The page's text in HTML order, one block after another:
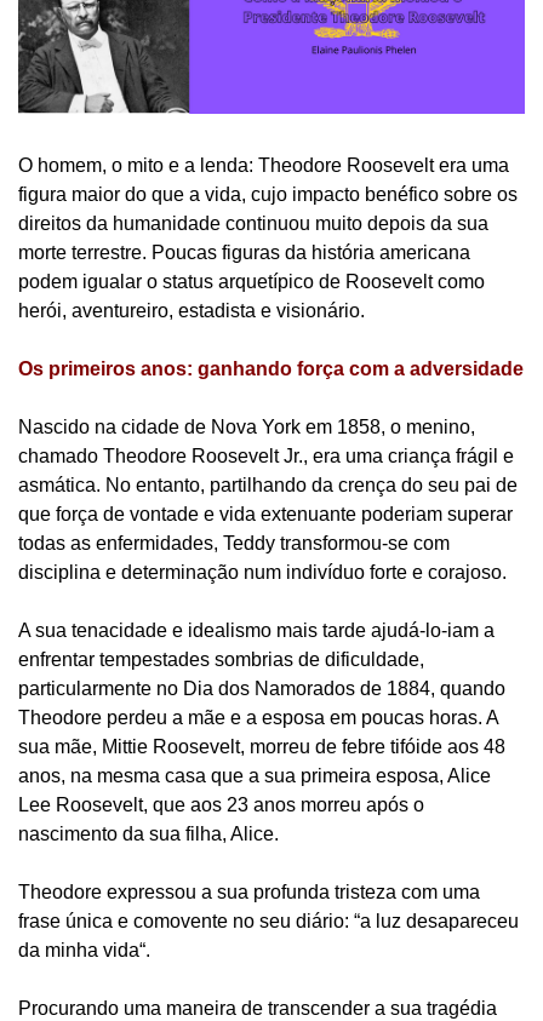
O homem, o mito e a lenda: Theodore Roosevelt era uma
figura maior do que a vida, cujo impacto benéfico sobre os
direitos da humanidade continuou muito depois da sua
morte terrestre. Poucas figuras da história americana
podem igualar o status arquetípico de Roosevelt como
herói, aventureiro, estadista e visionário.
Os primeiros anos: ganhando força com a adversidade
Nascido na cidade de Nova York em 1858, o menino,
chamado Theodore Roosevelt Jr., era uma criança frágil e
asmática. No entanto, partilhando da crença do seu pai de
que força de vontade e vida extenuante poderiam superar
todas as enfermidades, Teddy transformou-se com
disciplina e determinação num indivíduo forte e corajoso.
A sua tenacidade e idealismo mais tarde ajudá-lo-iam a
enfrentar tempestades sombrias de dificuldade,
particularmente no Dia dos Namorados de 1884, quando
Theodore perdeu a mãe e a esposa em poucas horas. A
sua mãe, Mittie Roosevelt, morreu de febre tifóide aos 48
anos, na mesma casa que a sua primeira esposa, Alice
Lee Roosevelt, que aos 23 anos morreu após o
nascimento da sua filha, Alice.
Theodore expressou a sua profunda tristeza com uma
frase única e comovente no seu diário: “a luz desapareceu
da minha vida“.
Procurando uma maneira de transcender a sua tragédia